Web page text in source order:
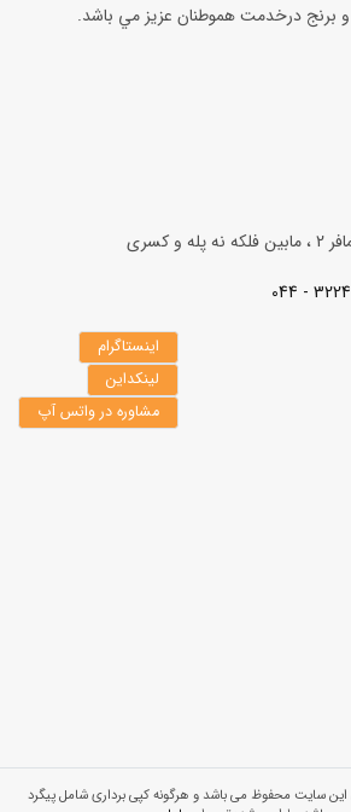
برنج درخدمت هموطنان عزيز مي باشد.
و کسری
اینستاگرام
لینکداین
مشاوره در واتس آپ
سایت محفوظ می باشد و هرگونه کپی برداری شامل پیگرد